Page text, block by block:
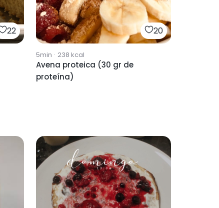
22 20
5min · 238 kcal
Avena proteica (30 gr de
proteína)